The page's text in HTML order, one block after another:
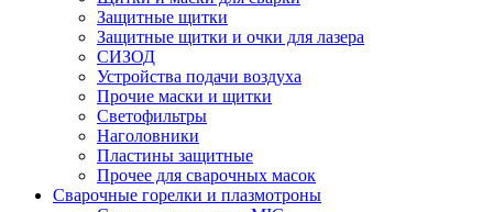
Защитные щитки
Защитные щитки и очки для лазера
СИЗОД
Устройства подачи воздуха
Прочие маски и щитки
Светофильтры
Наголовники
Пластины защитные
Прочее для сварочных масок
Сварочные горелки и плазмотроны